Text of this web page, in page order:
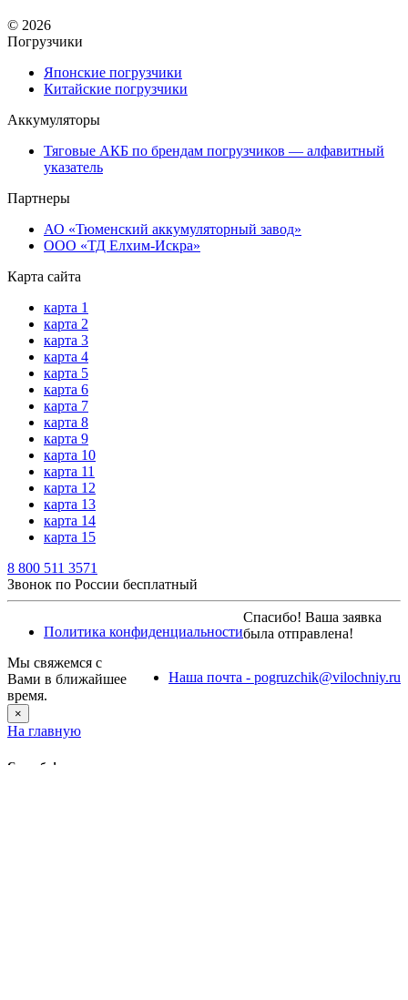
© 2026
Погрузчики
Японские погрузчики
Китайские погрузчики
Аккумуляторы
Тяговые АКБ по брендам погрузчиков — алфавитный
указатель
Партнеры
АО «Тюменский аккумуляторный завод»
ООО «ТД Елхим-Искра»
Карта сайта
карта 1
карта 2
карта 3
карта 4
карта 5
карта 6
карта 7
карта 8
карта 9
карта 10
карта 11
карта 12
карта 13
карта 14
карта 15
8 800 511 3571
Звонок по России бесплатный
Политика конфиденциальности
Наша почта - pogruzchik@vilochniy.ru
Спасибо! Ваша заявка
была отправлена!
Мы свяжемся с
Вами в ближайшее
время.
×
На главную
Спасибо!